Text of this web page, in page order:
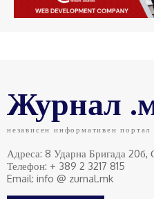
Журнал
независен информативен портал
Адреса: 8 Ударна Бригада 20б,
Телефон: + 389 2 3217 815
Email: info @ zurnal.mk